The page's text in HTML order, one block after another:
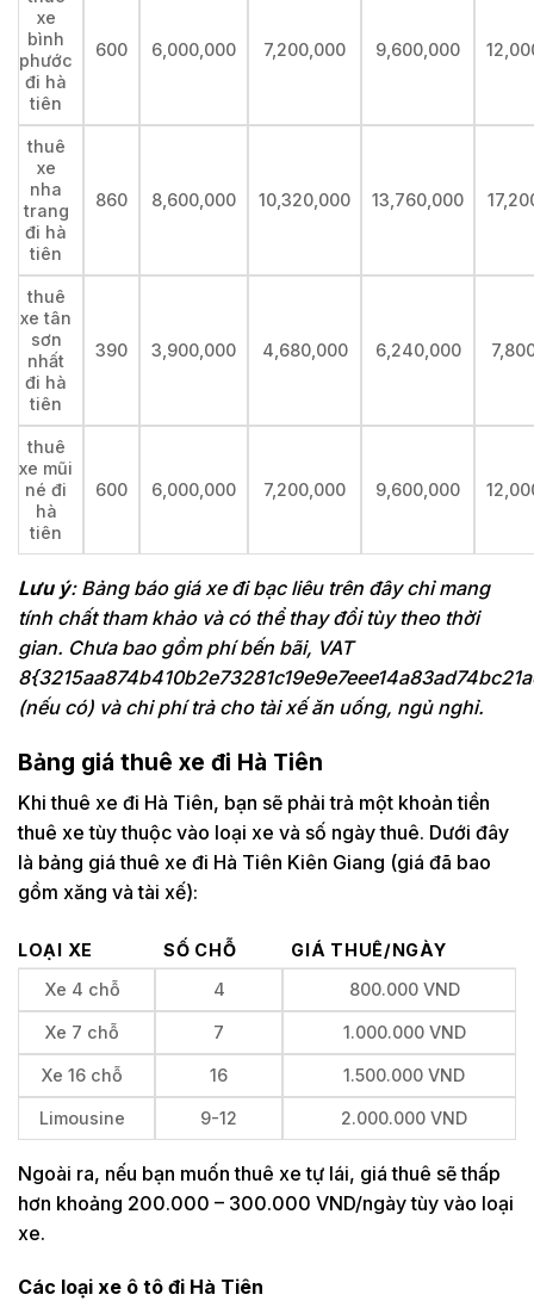
xe
bình
phước
đi hà
tiên
600 6,000,000 7,200,000 9,600,000
thuê
xe
nha
trang
đi hà
tiên
860 8,600,000 10,320,000 13,760,000
thuê
xe tân
sơn
nhất
đi hà
tiên
390 3,900,000 4,680,000 6,240,000
thuê
xe mũi
né đi
hà
tiên
600 6,000,000 7,200,000 9,600,000
Lưu ý: Bảng báo giá xe đi bạc liêu trên đây chỉ mang
tính chất tham khảo và có thể thay đổi tùy theo thời
gian. Chưa bao gồm phí bến bãi, VAT
(nếu có) và chi phí trả cho tài xế ăn uống, ngủ nghỉ.
Bảng giá thuê xe đi Hà Tiên
Khi thuê xe đi Hà Tiên, bạn sẽ phải trả một khoản tiền
thuê xe tùy thuộc vào loại xe và số ngày thuê. Dưới đây
là bảng giá thuê xe đi Hà Tiên Kiên Giang (giá đã bao
gồm xăng và tài xế):
LOẠI XE SỐ CHỖ
GIÁ THUÊ/NGÀY
Xe 4 chỗ
4 800.000 VND
Xe 7 chỗ 7 1.000.000 VND
Xe 16 chỗ 16 1.500.000 VND
Limousine 9-12 2.000.000 VND
Ngoài ra, nếu bạn muốn thuê xe tự lái, giá thuê sẽ thấp
hơn khoảng 200.000 – 300.000 VND/ngày tùy vào loại
xe.
Các loại xe ô tô đi Hà Tiên